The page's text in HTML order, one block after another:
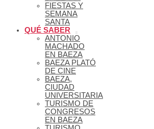
FIESTAS Y
SEMANA
SANTA
QUÉ SABER
ANTONIO
MACHADO
EN BAEZA
BAEZA PLATÓ
DE CINE
BAEZA,
CIUDAD
UNIVERSITARIA
TURISMO DE
CONGRESOS
EN BAEZA